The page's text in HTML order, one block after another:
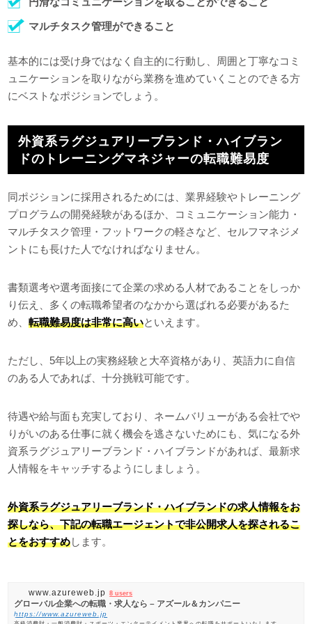
マルチタスク管理ができること
基本的には受け身ではなく自主的に行動し、周囲と丁寧なコミ
ュニケーションを取りながら業務を進めていくことのできる方
にベストなポジションでしょう。
外資系ラグジュアリーブランド・ハイブラン
ドのトレーニングマネジャーの転職難易度
同ポジションに採用されるためには、業界経験やトレーニング
プログラムの開発経験があるほか、コミュニケーション能力・
マルチタスク管理・フットワークの軽さなど、セルフマネジメ
ントにも長けた人でなければなりません。
書類選考や選考面接にて企業の求める人材であることをしっか
り伝え、多くの転職希望者のなかから選ばれる必要があるた
め、転職難易度は非常に高いといえます。
ただし、5年以上の実務経験と大卒資格があり、英語力に自信
のある人であれば、十分挑戦可能です。
待遇や給与面も充実しており、ネームバリューがある会社でや
りがいのある仕事に就く機会を逃さないためにも、気になる外
資系ラグジュアリーブランド・ハイブランドがあれば、最新求
人情報をキャッチするようにしましょう。
外資系ラグジュアリーブランド・ハイブランドの求人情報をお
探しなら、下記の転職エージェントで非公開求人を探されるこ
とをおすすめします。
www.azureweb.jp 8 users
グローバル企業への転職・求人なら – アズール＆カンパニー
https://www.azureweb.jp